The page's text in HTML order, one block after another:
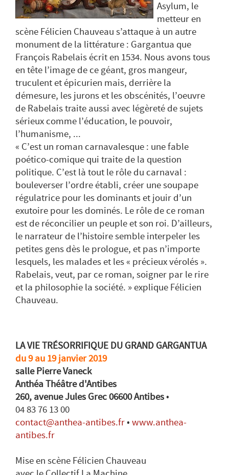
Asylum, le
metteur en
scène Félicien Chauveau s’attaque à un autre
monument de la littérature : Gargantua que
François Rabelais écrit en 1534. Nous avons tous
en tête l’image de ce géant, gros mangeur,
truculent et épicurien mais, derrière la
démesure, les jurons et les obscénités, l’oeuvre
de Rabelais traite aussi avec légèreté de sujets
sérieux comme l’éducation, le pouvoir,
l’humanisme, ...
« C’est un roman carnavalesque : une fable
poético-comique qui traite de la question
politique. C’est là tout le rôle du carnaval :
bouleverser l’ordre établi, créer une soupape
régulatrice pour les dominants et jouir d’un
exutoire pour les dominés. Le rôle de ce roman
est de réconcilier un peuple et son roi. D’ailleurs,
le narrateur de l’histoire semble interpeler les
petites gens dès le prologue, et pas n’importe
lesquels, les malades et les « précieux vérolés ».
Rabelais, veut, par ce roman, soigner par le rire
et la philosophie la société. » explique Félicien
Chauveau.
LA VIE TRÉSORRIFIQUE DU GRAND GARGANTUA
du 9 au 19 janvier 2019
salle Pierre Vaneck
Anthéa Théâtre d'Antibes
260, avenue Jules Grec 06600 Antibes•
04 83 76 13 00
contact@anthea-antibes.fr• www.anthea-
antibes.fr
Mise en scène Félicien Chauveau